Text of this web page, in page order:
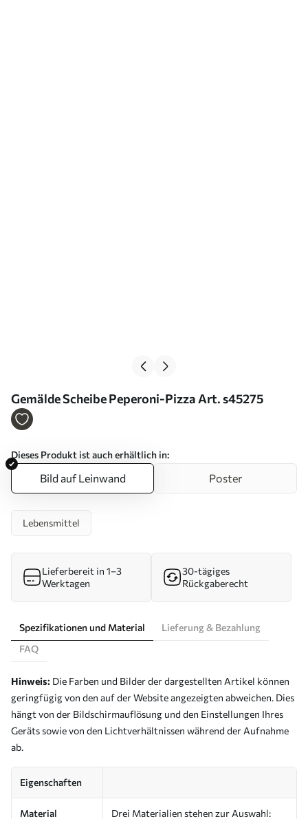
Gemälde Scheibe Peperoni-Pizza Art. s45275
Dieses Produkt ist auch erhältlich in:
Bild auf Leinwand Poster
Lebensmittel
Lieferbereit in 1–3
Werktagen
30-tägiges
Rückgaberecht
Spezifikationen und Material
Lieferung & Bezahlung
FAQ
Hinweis: Die Farben und Bilder der dargestellten Artikel können
geringfügig von den auf der Website angezeigten abweichen. Dies
hängt von der Bildschirmauflösung und den Einstellungen Ihres
Geräts sowie von den Lichtverhältnissen während der Aufnahme
ab.
Eigenschaften
Material
Drei Materialien stehen zur Auswahl: